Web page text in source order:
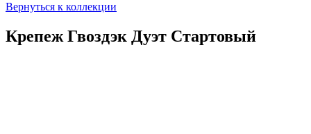
Вернуться к коллекции
Крепеж Гвоздэк Дуэт Стартовый